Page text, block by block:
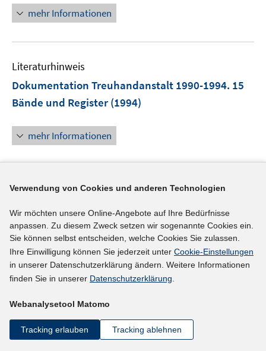
n
e
m
e
n
t
r
f
n
e
n
mehr Informationen
Literaturhinweis
Dokumentation Treuhandanstalt 1990-1994. 15
Bände und Register (1994)
mehr Informationen
Literaturhinweis
Transformationsprozesse in ehemals
Volkseigenen Betrieben(1993)
Albach, Horst; Witt, Peter;
mehr Informationen
Literaturhinweis
Verwendung von Cookies und anderen Technologien
Wir möchten unsere Online-Angebote auf Ihre Bedürfnisse
anpassen. Zu diesem Zweck setzen wir sogenannte Cookies ein.
Sie können selbst entscheiden, welche Cookies Sie zulassen.
Ihre Einwilligung können Sie jederzeit unter Cookie-Einstellungen
in unserer Datenschutzerklärung ändern. Weitere Informationen
finden Sie in unserer Datenschutzerklärung.
Webanalysetool Matomo
Tracking erlauben Tracking ablehnen